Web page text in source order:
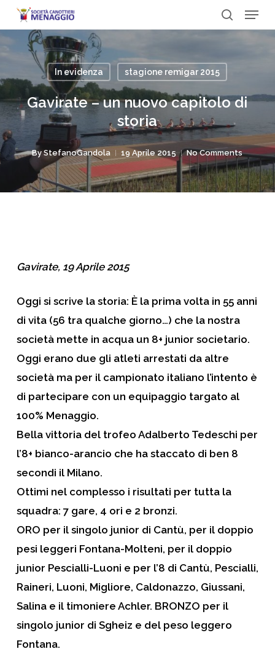
Skip
to
main
content
search
Menu
In evidenza stagione remigar 2015
Gavirate – un nuovo capitolo di
storia
By StefanoGandola 19 Aprile 2015 No Comments
Gavirate, 19 Aprile 2015
Oggi si scrive la storia: È la prima volta in 55 anni
di vita (56 tra qualche giorno…) che la nostra
società mette in acqua un 8+ junior societario.
Oggi erano due gli atleti arrestati da altre
società ma per il campionato italiano l’intento è
di partecipare con un equipaggio targato al
100% Menaggio.
Bella vittoria del trofeo Adalberto Tedeschi per
l’8+ bianco-arancio che ha staccato di ben 8
secondi il Milano.
Ottimi nel complesso i risultati per tutta la
squadra: 7 gare, 4 ori e 2 bronzi.
ORO per il singolo junior di Cantù, per il doppio
pesi leggeri Fontana-Molteni, per il doppio
junior Pescialli-Luoni e per l’8 di Cantù, Pescialli,
Raineri, Luoni, Migliore, Caldonazzo, Giussani,
Salina e il timoniere Achler. BRONZO per il
singolo junior di Sgheiz e del peso leggero
Fontana.